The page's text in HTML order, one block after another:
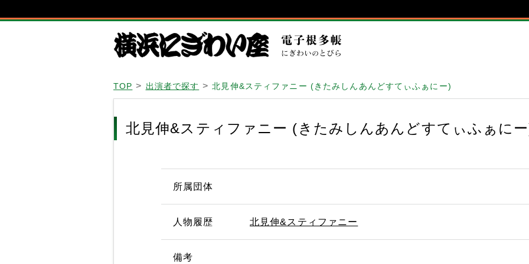
TOP 出演者で探す 北見伸&スティファニー (きたみしんあんどすてぃふぁにー)
北見伸&スティファニー (きたみしんあんどすてぃふぁに
所属団体
人物履歴 北見伸&スティファニー
備考